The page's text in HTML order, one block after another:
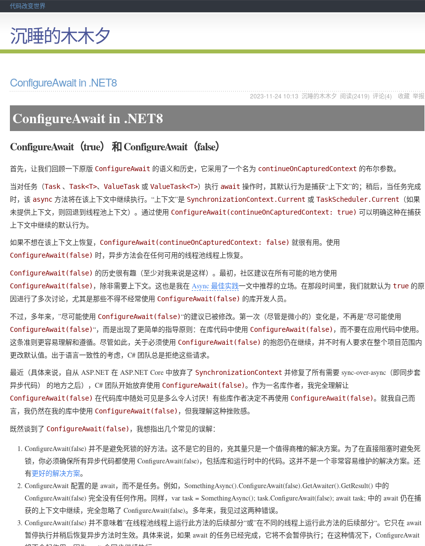
代码改变世界
沉睡的木木夕
ConfigureAwait in .NET8
2023-11-24 10:13 沉睡的木木夕 阅读(2419) 评论(4) 收藏 举报
ConfigureAwait in .NET8
ConfigureAwait（true） 和 ConfigureAwait（false）
首先，让我们回顾一下原版 ConfigureAwait 的语义和历史，它采用了一个名为 continueOnCapturedContext 的布尔参数。
当对任务（Task 、 Task<T>、 ValueTask 或 ValueTask<T>）执行 await 操作时，其默认行为是捕获“上下文”的；稍后，当任务完成
时，该 async 方法将在该上下文中继续执行。“上下文”是 SynchronizationContext.Current 或 TaskScheduler.Current
（如果
未提供上下文，则回退到线程池上下文）。通过使用 ConfigureAwait(continueOnCapturedContext: true) 可以明确这种在捕获
上下文中继续的默认行为。
如果不想在该上下文上恢复，
ConfigureAwait(continueOnCapturedContext: false) 就很有用。使用
ConfigureAwait(false) 时，异步方法会在任何可用的线程池线程上恢复。
ConfigureAwait(false) 的历史很有趣（至少对我来说是这样）。最初，社区建议在所有可能的地方使用
ConfigureAwait(false) ，除非需要上下文。这也是我在 Async 最佳实践一文中推荐的立场。在那段时间里，我们就默认为 true 的原
因进行了多次讨论，尤其是那些不得不经常使用 ConfigureAwait(false) 的库开发人员。
不过，多年来，”尽可能使用 ConfigureAwait(false)“的建议已被修改。第一次（尽管是微小的）变化是，不再是”尽可能使用
ConfigureAwait(false)“，而是出现了更简单的指导原则：在库代码中使用 ConfigureAwait(false) ，而不要在应用代码中使用。
这条准则更容易理解和遵循。尽管如此，关于必须使用 ConfigureAwait(false) 的抱怨仍在继续，并不时有人要求在整个项目范围内
更改默认值。出于语言一致性的考虑，C# 团队总是拒绝这些请求。
最近（具体来说，自从 ASP.NET 在 ASP.NET Core 中放弃了 SynchronizationContext 并修复了所有需要 sync-over-async（即同步套
异步代码） 的地方之后），C# 团队开始放弃使用 ConfigureAwait(false)。作为一名库作者，我完全理解让
ConfigureAwait(false) 在代码库中随处可见是多么令人讨厌！有些库作者决定不再使用 ConfigureAwait(false)。就我自己而
言，我仍然在我的库中使用 ConfigureAwait(false) ，但我理解这种挫败感。
既然谈到了 ConfigureAwait(false) ，我想指出几个常见的误解：
ConfigureAwait(false) 并不是避免死锁的好方法。这不是它的目的，充其量只是一个值得商榷的解决方案。为了在直接阻塞时避免死
锁，你必须确保所有异步代码都使用 ConfigureAwait(false)，包括库和运行时中的代码。这并不是一个非常容易维护的解决方案。还
有更好的解决方案。
ConfigureAwait 配置的是 await，而不是任务。例如， SomethingAsync().ConfigureAwait(false).GetAwaiter().GetResult() 中的
ConfigureAwait(false) 完全没有任何作用。同样， var task = SomethingAsync(); task.ConfigureAwait(false); await task; 中的 await 仍在捕
获的上下文中继续，完全忽略了 ConfigureAwait(false)。多年来，我见过这两种错误。
ConfigureAwait(false) 并不意味着”在线程池线程上运行此方法的后续部分“或”在不同的线程上运行此方法的后续部分“。它只在 await
暂停执行并稍后恢复异步方法时生效。具体来说，如果 await 的任务已经完成，它将不会暂停执行；在这种情况下， ConfigureAwait